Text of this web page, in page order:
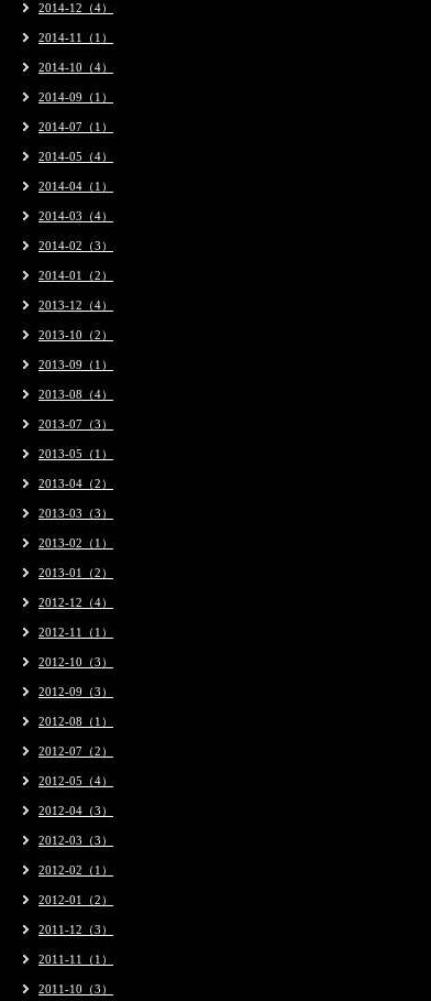
2014-12（4）
2014-11（1）
2014-10（4）
2014-09（1）
2014-07（1）
2014-05（4）
2014-04（1）
2014-03（4）
2014-02（3）
2014-01（2）
2013-12（4）
2013-10（2）
2013-09（1）
2013-08（4）
2013-07（3）
2013-05（1）
2013-04（2）
2013-03（3）
2013-02（1）
2013-01（2）
2012-12（4）
2012-11（1）
2012-10（3）
2012-09（3）
2012-08（1）
2012-07（2）
2012-05（4）
2012-04（3）
2012-03（3）
2012-02（1）
2012-01（2）
2011-12（3）
2011-11（1）
2011-10（3）